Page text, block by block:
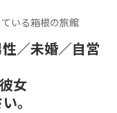
いる箱根の旅館
／未婚／自営
女
。